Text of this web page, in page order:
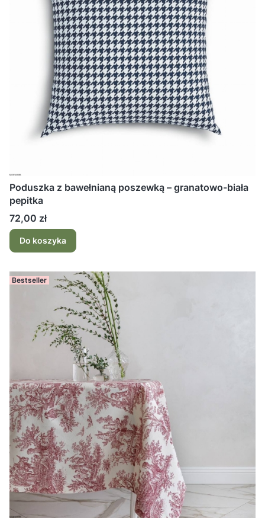
Poduszka z bawełnianą poszewką – granatowo-biała
pepitka
Cena
72,00 zł
Do koszyka
Bestseller